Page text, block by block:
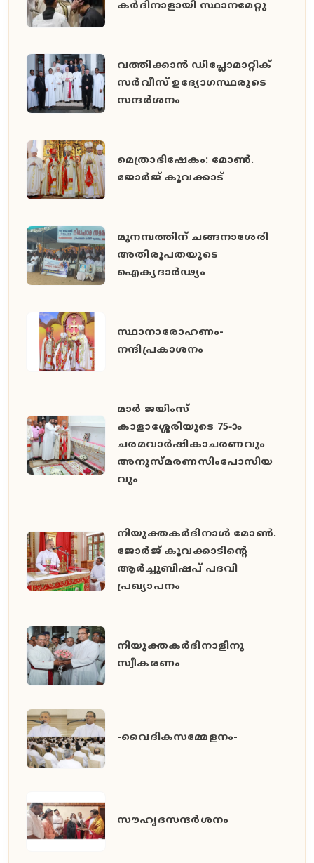
കർദിനാളായി സ്ഥാനമേറ്റു
വത്തിക്കാൻ ഡിപ്ലോമാറ്റിക്
സർവീസ് ഉദ്യോഗസ്ഥരുടെ
സന്ദർശനം
മെത്രാഭിഷേകം: മോൺ.
ജോർജ് കൂവക്കാട്
മുനമ്പത്തിന് ചങ്ങനാശേരി
അതിരൂപതയുടെ
ഐക്യദാർഢ്യം
സ്ഥാനാരോഹണം-
നന്ദിപ്രകാശനം
മാർ ജയിംസ്
കാളാശ്ശേരിയുടെ 75-ാം
ചരമവാർഷികാചരണവും
അനുസ്മരണസിംപോസിയ
വും
നിയുക്തകർദിനാൾ മോൺ.
ജോർജ് കൂവക്കാടിൻ്റെ
ആർച്ചുബിഷപ് പദവി
പ്രഖ്യാപനം
നിയുക്തകർദിനാളിനു
സ്വീകരണം
-വൈദികസമ്മേളനം-
സൗഹൃദസന്ദർശനം